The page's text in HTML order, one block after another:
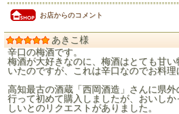
お店からのコメント
あきこ様
辛口の梅酒です。
梅酒が大好きなのに、梅酒はとても甘い
いたのですが、これは辛口なのでお料理
高知最古の酒蔵「西岡酒造」さんに県外
行って初めて購入しましたが、おいしか
しいとのリクエストがありました。